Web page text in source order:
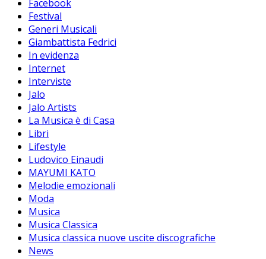
Facebook
Festival
Generi Musicali
Giambattista Fedrici
In evidenza
Internet
Interviste
Jalo
Jalo Artists
La Musica è di Casa
Libri
Lifestyle
Ludovico Einaudi
MAYUMI KATO
Melodie emozionali
Moda
Musica
Musica Classica
Musica classica nuove uscite discografiche
News